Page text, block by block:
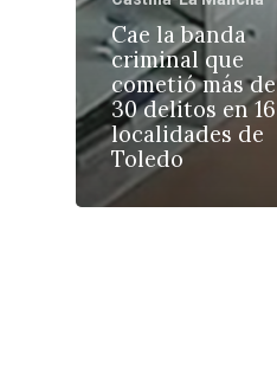
Cae la banda
criminal que
cometió más de
30 delitos en 16
localidades de
Toledo